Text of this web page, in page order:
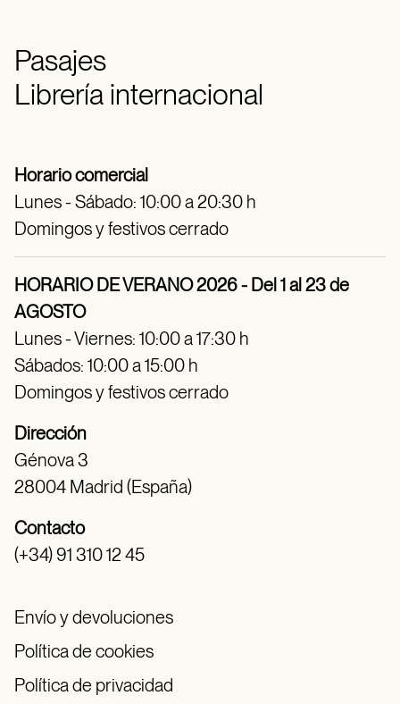
Pasajes
Librería internacional
Horario comercial
Lunes - Sábado: 10:00 a 20:30 h
Domingos y festivos cerrado
HORARIO DE VERANO 2026 - Del 1 al 23 de
AGOSTO
Lunes - Viernes: 10:00 a 17:30 h
Sábados: 10:00 a 15:00 h
Domingos y festivos cerrado
Dirección
Génova 3
28004 Madrid (España)
Contacto
(+34) 91 310 12 45
Envío y devoluciones
Política de cookies
Política de privacidad